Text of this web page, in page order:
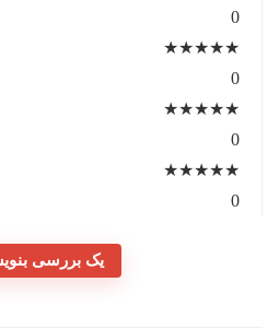
★
★
★
★
★
★
★
★
★
★
★
★
یک بررسی بنویسید